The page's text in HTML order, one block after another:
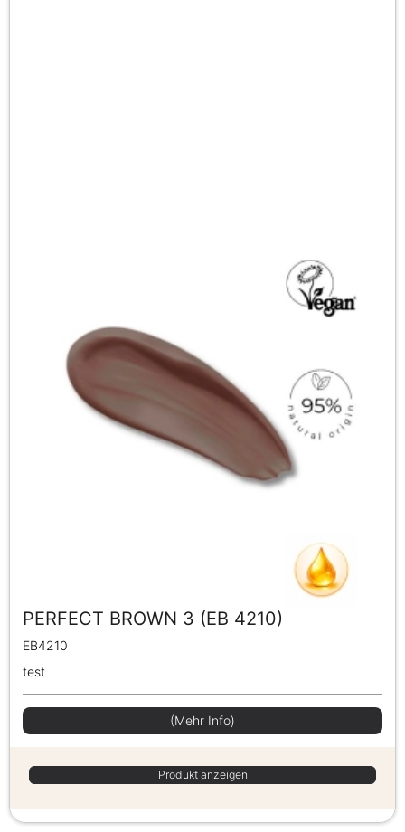
PERFECT BROWN 3 (EB 4210)
EB4210
test
(Mehr Info)
Produkt anzeigen